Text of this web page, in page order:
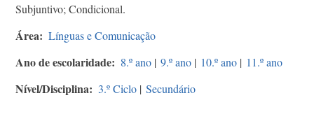
Subjuntivo; Condicional.
Área Línguas e Comunicação
Ano de escolaridade 8.º ano | 9.º ano | 10.º ano | 11.º ano
Nível/Disciplina 3.º Ciclo | Secundário